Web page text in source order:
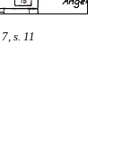
s. 11